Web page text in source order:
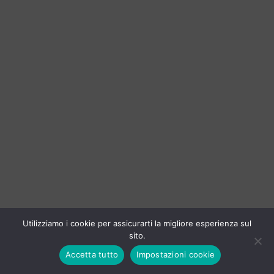
Utilizziamo i cookie per assicurarti la migliore esperienza sul
sito.
Accetta tutto
Impostazioni cookie